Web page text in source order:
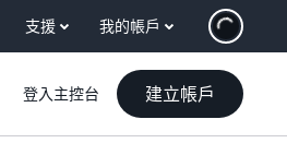
支援 我的帳戶
登入主控台 建立帳戶